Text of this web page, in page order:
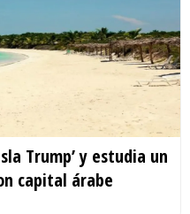
Trump’ y estudia un
capital árabe